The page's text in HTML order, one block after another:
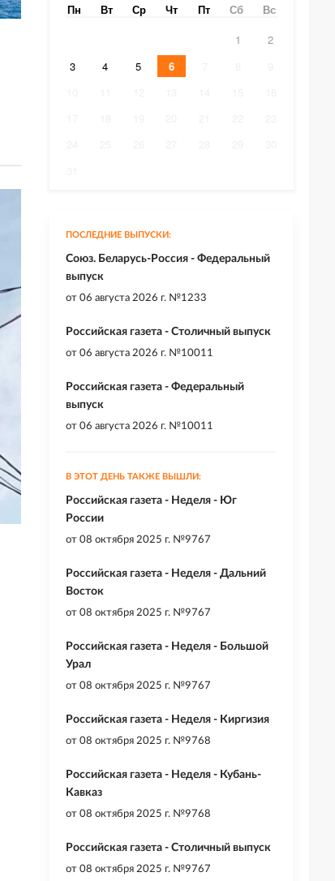
Пн Вт Ср Чт Пт Сб
Вс
1
2
3
4 5 6
ПОСЛЕДНИЕ ВЫПУСКИ:
Союз. Беларусь-Россия - Федеральный
выпуск
от 06 августа 2026 г. №1233
Российская газета - Столичный выпуск
от 06 августа 2026 г. №10011
Российская газета - Федеральный
выпуск
от 06 августа 2026 г. №10011
В ЭТОТ ДЕНЬ ТАКЖЕ ВЫШЛИ:
Российская газета - Неделя - Юг
России
от 08 октября 2025 г. №9767
Российская газета - Неделя - Дальний
Восток
от 08 октября 2025 г. №9767
Российская газета - Неделя - Большой
Урал
от 08 октября 2025 г. №9767
Российская газета - Неделя - Киргизия
от 08 октября 2025 г. №9768
Российская газета - Неделя - Кубань-
Кавказ
от 08 октября 2025 г. №9768
Российская газета - Столичный выпуск
от 08 октября 2025 г. №9767